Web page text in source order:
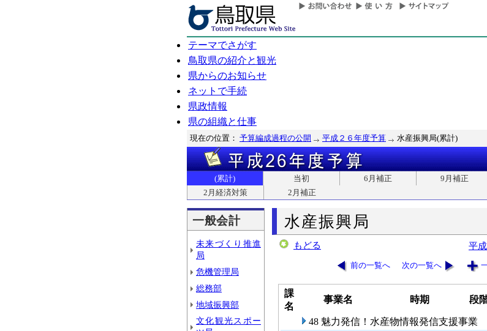
テーマでさがす
鳥取県の紹介と観光
県からのお知らせ
ネットで手続
県政情報
県の組織と仕事
現在の位置： 予算編成過程の公開 平成２６年度予算 水産振興局(累計)
(累計) 当初 6月補正 9月補正
2月経済対策
2月補正
一般会計
未来づくり推進
局
危機管理局
総務部
地域振興部
文化観光スポー
水産振興局
もどる 平
前の一覧へ 次の一覧へ
課
名
事業名 時期 段
48 魅力発信！水産物情報発信支援事業